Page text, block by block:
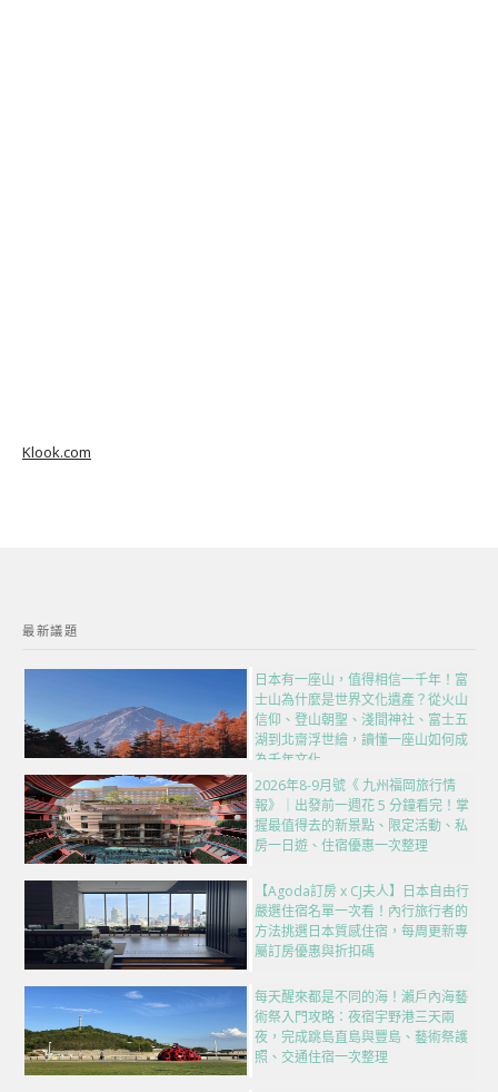
Klook.com
最新議題
日本有一座山，值得相信一千年！富
士山為什麼是世界文化遺產？從火山
信仰、登山朝聖、淺間神社、富士五
湖到北齋浮世繪，讀懂一座山如何成
為千年文化
2026年8-9月號《 九州福岡旅行情
報》｜出發前一週花 5 分鐘看完！掌
握最值得去的新景點、限定活動、私
房一日遊、住宿優惠一次整理
【Agoda訂房 x CJ夫人】日本自由行
嚴選住宿名單一次看！內行旅行者的
方法挑選日本質感住宿，每周更新專
屬訂房優惠與折扣碼
每天醒來都是不同的海！瀨戶內海藝
術祭入門攻略：夜宿宇野港三天兩
夜，完成跳島直島與豐島、藝術祭護
照、交通住宿一次整理